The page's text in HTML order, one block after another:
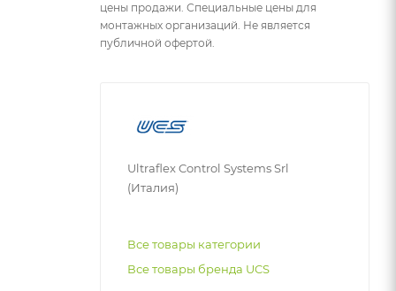
цены продажи. Специальные цены для
монтажных организаций. Не является
публичной офертой.
Ultraflex Control Systems Srl
(Италия)
Все товары категории
Все товары бренда UCS